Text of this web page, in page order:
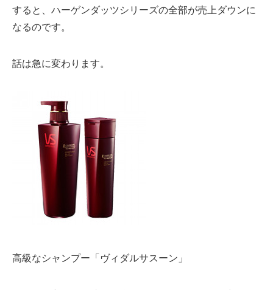
すると、ハーゲンダッツシリーズの全部が売上ダウンに
なるのです。
話は急に変わります。
高級なシャンプー「ヴィダルサスーン」